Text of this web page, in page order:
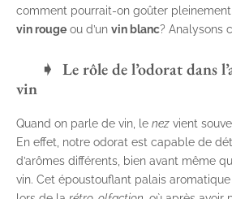
comment pourrait-on goûter pleinement
vin rouge ou d’un vin blanc? Analysons
Le rôle de l’odorat dans
vin
Quand on parle de vin, le nez vient
En effet, notre odorat est capable de
d’arômes différents, bien avant même
vin. Cet époustouflant palais